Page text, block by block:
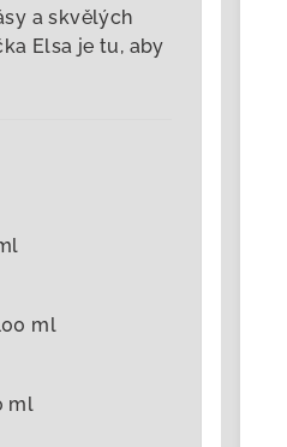
a skvělých
Elsa je tu, aby
ml
ml